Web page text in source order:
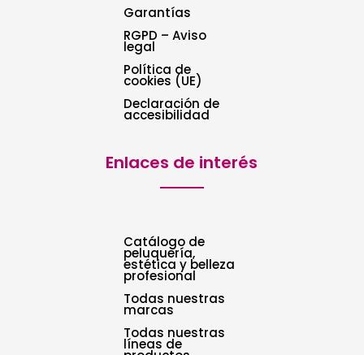
Garantías
RGPD – Aviso
legal
Política de
cookies (UE)
Declaración de
accesibilidad
Enlaces de interés
Catálogo de
peluquería,
estética y belleza
profesional
Todas nuestras
marcas
Todas nuestras
líneas de